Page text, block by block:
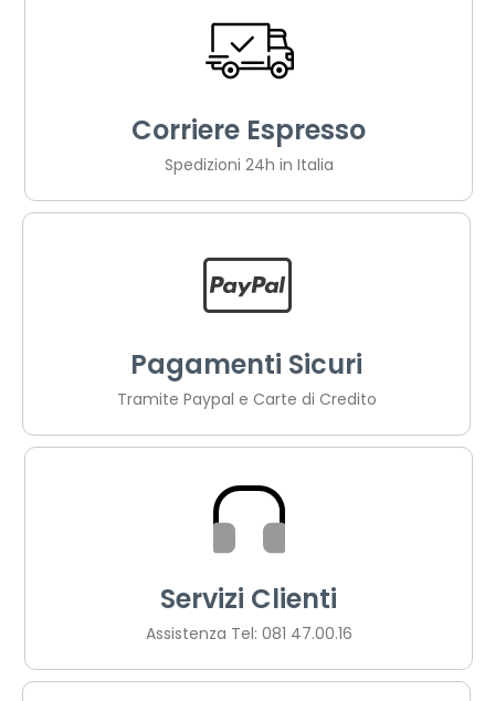
Corriere Espresso
Spedizioni 24h in Italia
Pagamenti Sicuri
Tramite Paypal e Carte di Credito
Servizi Clienti
Assistenza Tel: 081 47.00.16